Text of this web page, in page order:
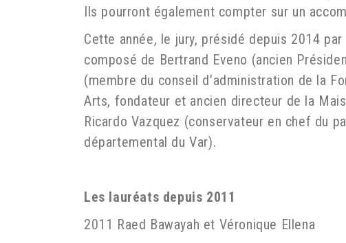
Ils pourront également compter sur un
Cette année, le jury, présidé depuis 2014
composé de Bertrand Eveno (ancien
(membre du conseil d’administration de la
Arts, fondateur et ancien directeur de la
Ricardo Vazquez (conservateur en chef du
départemental du Var).
Les lauréats depuis 2011
2011 Raed Bawayah et Véronique Ellena